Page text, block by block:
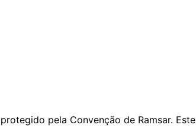
pela Convenção de Ramsar. Este